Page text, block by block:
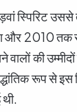
स्पिरिट
और 2010 तक
वालों की
रूप से